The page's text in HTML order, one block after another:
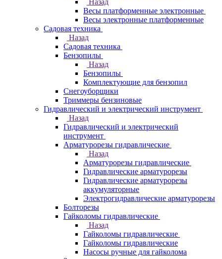
Назад
Весы платформенные электронные
Весы электронные платформенные
Садовая техника
Назад
Садовая техника
Бензопилы
Назад
Бензопилы
Комплектующие для бензопил
Снегоуборщики
Триммеры бензиновые
Гидравлический и электрический инструмент
Назад
Гидравлический и электрический
инструмент
Арматурорезы гидравлические
Назад
Арматурорезы гидравлические
Гидравлические арматурорезы
Гидравлические арматурорезы
аккумуляторные
Электрогидравлические арматурорезы
Болторезы
Гайколомы гидравлические
Назад
Гайколомы гидравлические
Гайколомы гидравлические
Насосы ручные для гайколома